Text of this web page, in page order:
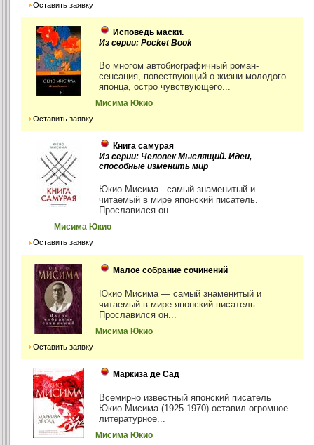
Оставить заявку
Исповедь маски.
Из серии: Pocket Book
Во многом автобиографичный роман-
сенсация, повествующий о жизни молодого
японца, остро чувствующего...
Мисима Юкио
Оставить заявку
Книга самурая
Из серии: Человек Мыслящий. Идеи,
способные изменить мир
Юкио Мисима - самый знаменитый и
читаемый в мире японский писатель.
Прославился он...
Мисима Юкио
Оставить заявку
Малое собрание сочинений
Юкио Мисима — самый знаменитый и
читаемый в мире японский писатель.
Прославился он...
Мисима Юкио
Оставить заявку
Маркиза де Сад
Всемирно известный японский писатель
Юкио Мисима (1925-1970) оставил огромное
литературное...
Мисима Юкио